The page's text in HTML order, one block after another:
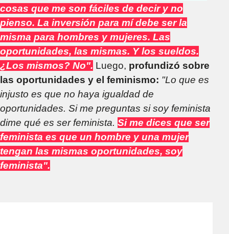
cosas que me son fáciles de decir y no
pienso. La inversión para mí debe ser la
misma para hombres y mujeres. Las
oportunidades, las mismas. Y los sueldos.
¿Los mismos? No". Luego, profundizó sobre
las oportunidades y el feminismo: "Lo que es
injusto es que no haya igualdad de
oportunidades. Si me preguntas si soy feminista
dime qué es ser feminista. Si me dices que ser
feminista es que un hombre y una mujer
tengan las mismas oportunidades, soy
feminista".